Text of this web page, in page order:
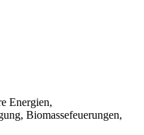
Energien,
Biomassefeuerungen,